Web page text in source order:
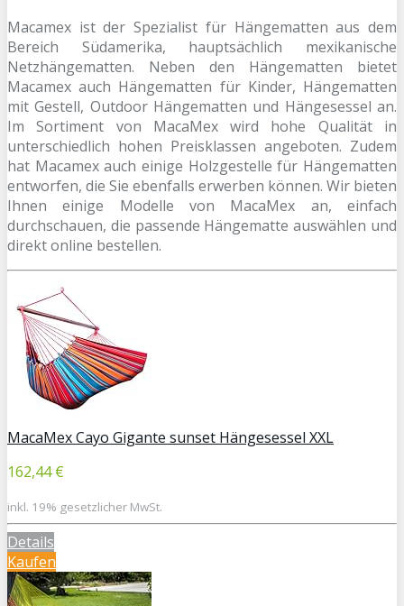
Macamex ist der Spezialist für Hängematten aus dem
Bereich Südamerika, hauptsächlich mexikanische
Netzhängematten. Neben den Hängematten bietet
Macamex auch Hängematten für Kinder, Hängematten
mit Gestell, Outdoor Hängematten und Hängesessel an.
Im Sortiment von MacaMex wird hohe Qualität in
unterschiedlich hohen Preisklassen angeboten. Zudem
hat Macamex auch einige Holzgestelle für Hängematten
entworfen, die Sie ebenfalls erwerben können. Wir bieten
Ihnen einige Modelle von MacaMex an, einfach
durchschauen, die passende Hängematte auswählen und
direkt online bestellen.
MacaMex Cayo Gigante sunset Hängesessel XXL
162,44 €
inkl. 19% gesetzlicher MwSt.
Details
Kaufen